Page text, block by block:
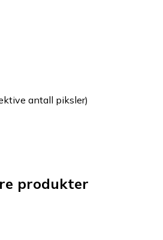
antall piksler)
produkter